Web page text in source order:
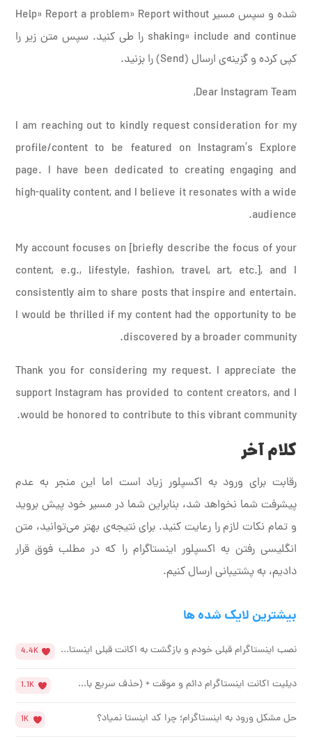
شده و سپس مسیر Help» Report a problem» Report without
shaking» include and continue را طی کنید. سپس متن زیر را
کپی کرده و گزینه‌ی ارسال (Send) را بزنید.
Dear Instagram Team,
I am reaching out to kindly request consideration for my
profile/content to be featured on Instagram’s Explore
page. I have been dedicated to creating engaging and
high-quality content, and I believe it resonates with a wide
audience.
My account focuses on [briefly describe the focus of your
content, e.g., lifestyle, fashion, travel, art, etc.], and I
consistently aim to share posts that inspire and entertain.
I would be thrilled if my content had the opportunity to be
discovered by a broader community.
Thank you for considering my request. I appreciate the
support Instagram has provided to content creators, and I
would be honored to contribute to this vibrant community.
کلام آخر
رقابت برای ورود به اکسپلور زیاد است اما این منجر به عدم
پیشرفت شما نخواهد شد، بنابراین شما در مسیر خود پیش بروید
و تمام نکات لازم را رعایت کنید. برای نتیجه‌ی بهتر می‌توانید، متن
انگلیسی رفتن به اکسپلور اینستاگرام را که در مطلب فوق قرار
دادیم، به پشتیبانی ارسال کنیم.
بیشترین لایک شده ها
نصب اینستاگرام قبلی خودم و بازگشت به اکانت قبلی اینستا... 4.4K
دیلیت اکانت اینستاگرام دائم و موقت + (حذف سریع با... 1.1K
حل مشکل ورود به اینستاگرام؛ چرا کد اینستا نمیاد؟ 1K